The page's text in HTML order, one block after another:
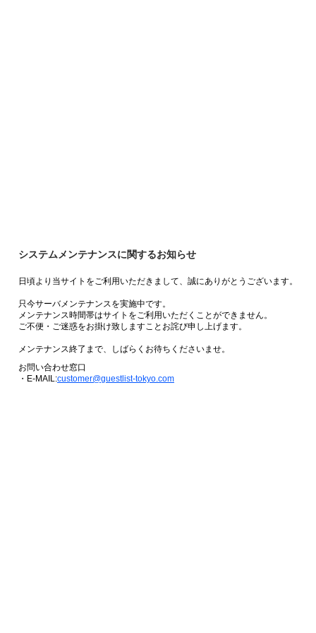
システムメンテナンスに関するお知らせ
日頃より当サイトをご利用いただきまして、誠にありがとうございます。
只今サーバメンテナンスを実施中です。
メンテナンス時間帯はサイトをご利用いただくことができません。
ご不便・ご迷惑をお掛け致しますことお詫び申し上げます。
メンテナンス終了まで、しばらくお待ちくださいませ。
お問い合わせ窓口
・E-MAIL:customer@guestlist-tokyo.com